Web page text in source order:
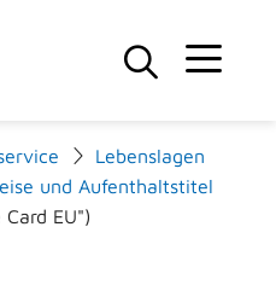
Lebenslagen
und Aufenthaltstitel
EU")